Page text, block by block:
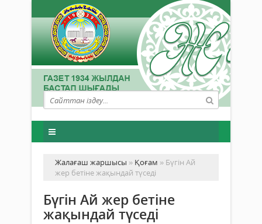
Жалағаш жаршысы » Қоғам » Бүгін Ай
жер бетіне жақындай түседі
Бүгін Ай жер бетіне
жақындай түседі